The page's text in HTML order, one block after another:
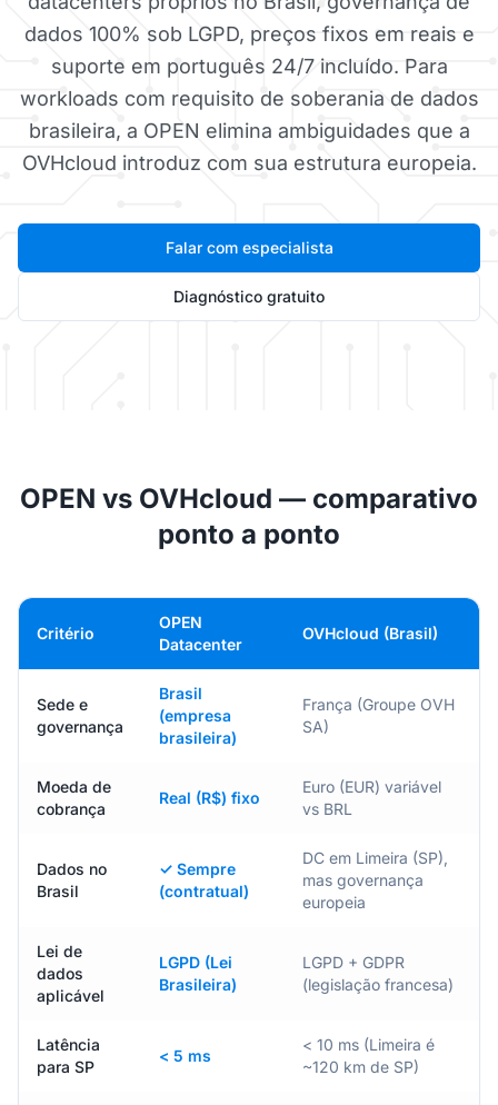
dados 100% sob LGPD, preços fixos em reais e
suporte em português 24/7 incluído. Para
workloads com requisito de soberania de dados
brasileira, a OPEN elimina ambiguidades que a
OVHcloud introduz com sua estrutura europeia.
Falar com especialista
Diagnóstico gratuito
OPEN vs OVHcloud — comparativo
ponto a ponto
Critério
OPEN
Datacenter
OVHcloud (Brasil)
Sede e
governança
Brasil
(empresa
brasileira)
França (Groupe OVH
SA)
Moeda de
cobrança
Real (R$) fixo
Euro (EUR) variável
vs BRL
Dados no
Brasil
✓ Sempre
(contratual)
DC em Limeira (SP),
mas governança
europeia
Lei de
dados
aplicável
LGPD (Lei
Brasileira)
LGPD + GDPR
(legislação francesa)
Latência
para SP
< 5 ms
< 10 ms (Limeira é
~120 km de SP)